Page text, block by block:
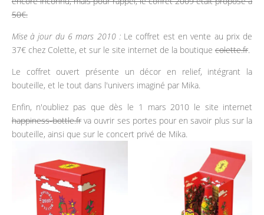
50€.
Mise à jour du 6 mars 2010 :Le coffret est en vente au prix de
37€ chez Colette, et sur le site internet de la boutiquecolette.fr.
Le coffret ouvert présente un décor en relief, intégrant la
bouteille, et le tout dans l'univers imaginé par Mika.
Enfin, n'oubliez pas que dès le 1 mars 2010 le site internet
happiness-bottle.frva ouvrir ses portes pour en savoir plus sur la
bouteille, ainsi que sur le concert privé de Mika.